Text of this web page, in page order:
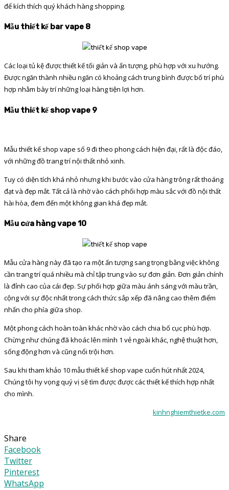
để kích thích quý khách hàng shopping.
Mẫu thiết kế bar vape 8
Các loại tủ kệ được thiết kế tối giản và ấn tượng, phù hợp với xu hướng.
Được ngăn thành nhiều ngăn có khoảng cách trung bình được bố trí phù
hợp nhằm bày trí những loại hàng tiện lợi hơn.
Mẫu thiết kế shop vape 9
Mẫu thiết kế shop vape số 9 đi theo phong cách hiện đại, rất là độc đáo,
với những đồ trang trí nội thất nhỏ xinh.
Tuy có diện tích khá nhỏ nhưng khi bước vào cửa hàng trông rất thoáng
đạt và đẹp mắt. Tất cả là nhờ vào cách phối hợp màu sắc với đồ nội thất
hài hòa, đem đến một không gian khá đẹp mắt.
Mẫu cửa hàng vape 10
Mẫu cửa hàng này đã tạo ra một ấn tượng sang trọng bằng việc không
cần trang trí quá nhiều mà chỉ tập trung vào sự đơn giản. Đơn giản chính
là đỉnh cao của cái đẹp. Sự phối hợp giữa màu ánh sáng với màu trần,
cộng với sự độc nhất trong cách thức sắp xếp đã nâng cao thêm điểm
nhấn cho phía giữa shop.
Một phong cách hoàn toàn khác nhờ vào cách chia bố cục phù hợp.
Chừng như chúng đã khoác lên mình 1 vẻ ngoài khác, nghệ thuật hơn,
sống động hơn và cũng nổi trội hơn.
Sau khi tham khảo 10 mẫu thiết kế shop vape cuốn hút nhất 2024,
Chúng tôi hy vọng quý vị sẽ tìm được được các thiết kế thích hợp nhất
cho mình.
kinhnghiemthietke.com
Share
Facebook
Twitter
Pinterest
WhatsApp